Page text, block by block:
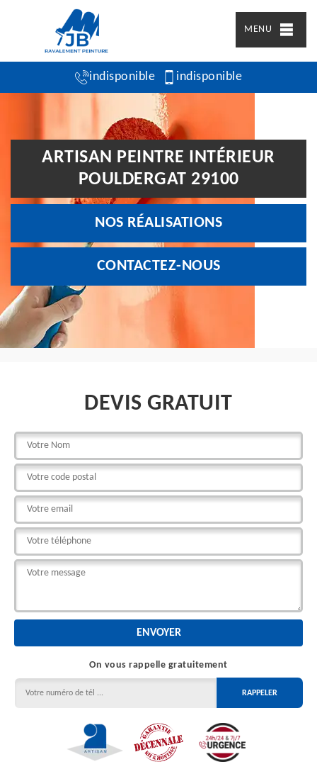
MENU
indisponible indisponible
ARTISAN PEINTRE INTÉRIEUR
POULDERGAT 29100
NOS RÉALISATIONS
CONTACTEZ-NOUS
DEVIS GRATUIT
On vous rappelle gratuitement